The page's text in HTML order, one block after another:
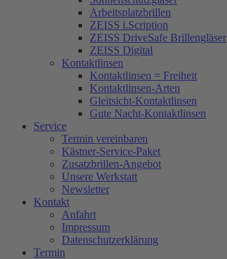
Arbeitsplatzbrillen
ZEISS i.Scription
ZEISS DriveSafe Brillengläser
ZEISS Digital
Kontaktlinsen
Kontaktlinsen = Freiheit
Kontaktlinsen-Arten
Gleitsicht-Kontaktlinsen
Gute Nacht-Kontaktlinsen
Service
Termin vereinbaren
Kästner-Service-Paket
Zusatzbrillen-Angebot
Unsere Werkstatt
Newsletter
Kontakt
Anfahrt
Impressum
Datenschutzerklärung
Termin